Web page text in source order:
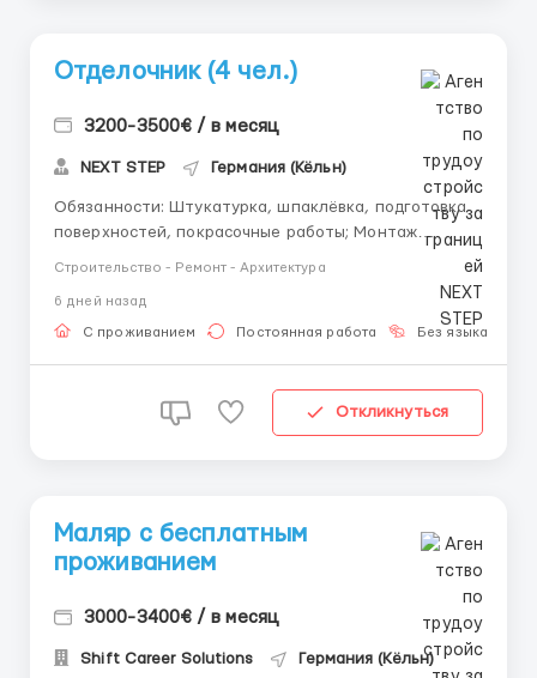
Отделочник (4 чел.)
3200-3500€ / в месяц
NEXT STEP Германия (Кёльн)
Обязанности: Штукатурка, шпаклёвка, подготовка
поверхностей, покрасочные работы; Монтаж
работ (при необходимости). Ставка и условия: 14-
15 € / час; Пн. - Пт. по 8-10 час / день. Сб....
Строительство - Ремонт - Архитектура
6 дней назад
С проживанием Постоянная работа Без языка
Откликнуться
Маляр с бесплатным
проживанием
3000-3400€ / в месяц
Shift Career Solutions Германия (Кёльн)